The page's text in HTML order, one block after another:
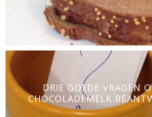
DRIE GOEDE VRAGEN
CHOCOLADEMELK